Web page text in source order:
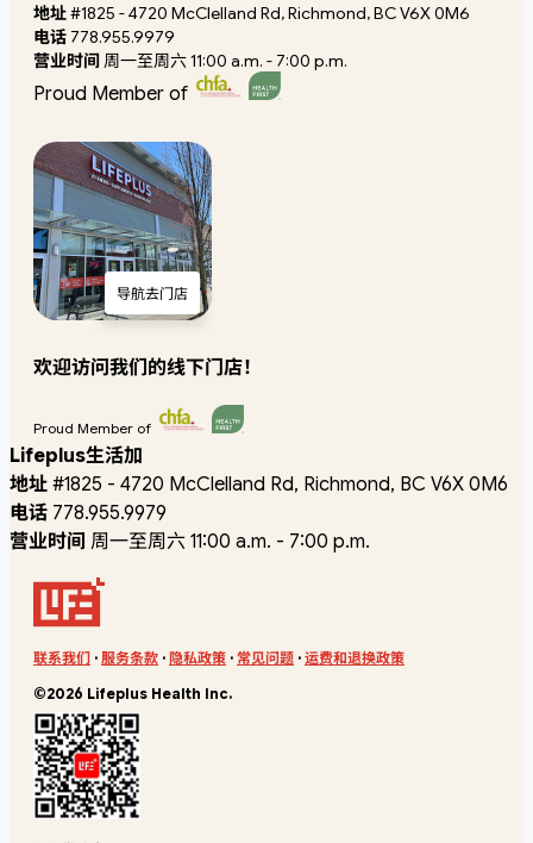
地址#1825 - 4720 McClelland Rd, Richmond, BC V6X 0M6
电话 778.955.9979
营业时间 周一至周六 11:00 a.m. - 7:00 p.m.
Proud Member of
导航去门店
欢迎访问我们的线下门店！
Proud Member of
Lifeplus生活加
地址 #1825 - 4720 McClelland Rd, Richmond, BC V6X 0M6
电话 778.955.9979
营业时间 周一至周六 11:00 a.m. - 7:00 p.m.
联系我们 · 服务条款 · 隐私政策 · 常见问题 · 运费和退换政策
©2026 Lifeplus Health Inc.